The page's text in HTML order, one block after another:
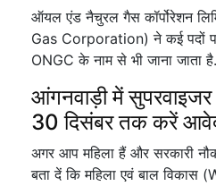
ऑयल एंड नैचुरल गैस कॉर्पोरेशन
Gas Corporation) ने कई पदों पर
ONGC के नाम से भी जाना जाता
आंगनवाड़ी में सुपरवाइजर
30 दिसंबर तक करें
अगर आप महिला हैं और सरकारी
बता दें कि महिला एवं बाल